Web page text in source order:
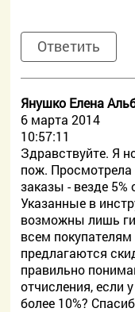
Ответить
Янушко Елена
6 марта 2014
10:57:11
Здравствуйте. Я
пож.
заказы - везде 5%
Указанные в
возможны лишь
всем
предлагаются
правильно
отчисления, если
более 10%?